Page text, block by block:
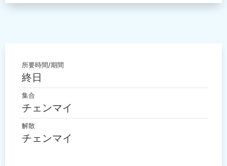
所要時間/期間
終日
集合
チェンマイ
解散
チェンマイ